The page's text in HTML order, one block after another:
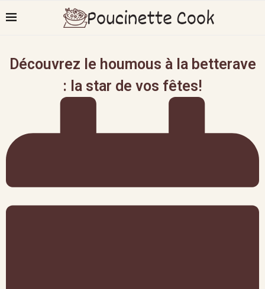
Découvrez le houmous à la betterave
: la star de vos fêtes!